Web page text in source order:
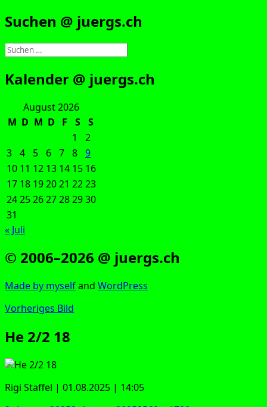
Suchen @ juergs.ch
Suchen
nach:
Kalender @ juergs.ch
August 2026
M D M D F S
S
1
2
3 4 5 6 7 8 9
10 11 12 13 14 15 16
17 18 192021 2223
24252627282930
31
« Juli
© 2006–2026 @ juergs.ch
Made by mys­elfand Word­Press
Vorheriges Bild
He 2/2 18
Rigi Staf­fel | 01.08.2025 | 14:05